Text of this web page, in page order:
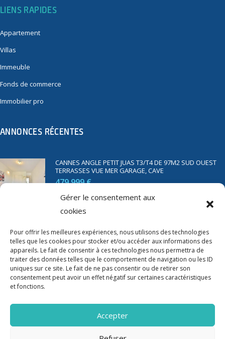
Gérer le consentement aux
cookies
Pour offrir les meilleures expériences, nous utilisons des technologies
telles que les cookies pour stocker et/ou accéder aux informations des
appareils. Le fait de consentir à ces technologies nous permettra de
traiter des données telles que le comportement de navigation ou les ID
uniques sur ce site. Le fait de ne pas consentir ou de retirer son
consentement peut avoir un effet négatif sur certaines caractéristiques
et fonctions.
Accepter
LIENS RAPIDES
Appartement
Villas
Immeuble
Fonds de commerce
Immobilier pro
ANNONCES RÉCENTES
CANNES ANGLE PETIT JUAS T3/T4 DE 97M2 SUD OUEST
TERRASSES VUE MER GARAGE, CAVE
479 999 €
TERRASSE PARKING
350 000 €